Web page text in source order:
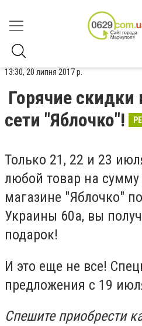
13:30, 20 липня 2017 р.
Горячие скидки
сети "Яблочко"!
Только 21, 22 и 23
любой товар на сумму
магазине "Яблочко"
Украины 60а, вы
подарок!
И это еще не все!
предложения с 19
Спешите приобрести